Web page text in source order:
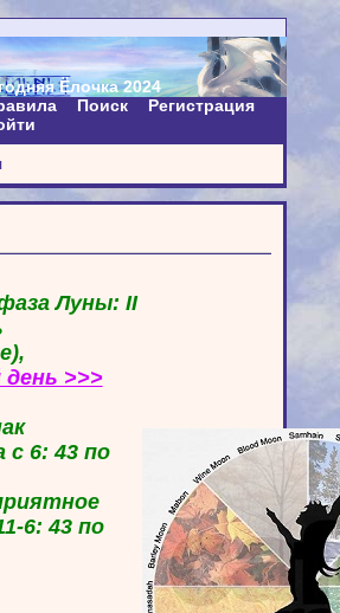
Ёлочка 2024
Поиск
Регистрация
Луны: II
>>>
с 6: 43 по
6: 43 по